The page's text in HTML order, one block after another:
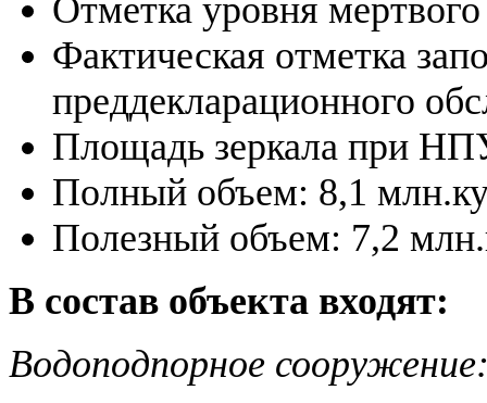
Отметка уровня
Фактическая отметка
преддекларационного
Площадь зеркала при
Полный объем: 8,1
Полезный объем: 7,2
В состав объекта входят:
Водоподпорное